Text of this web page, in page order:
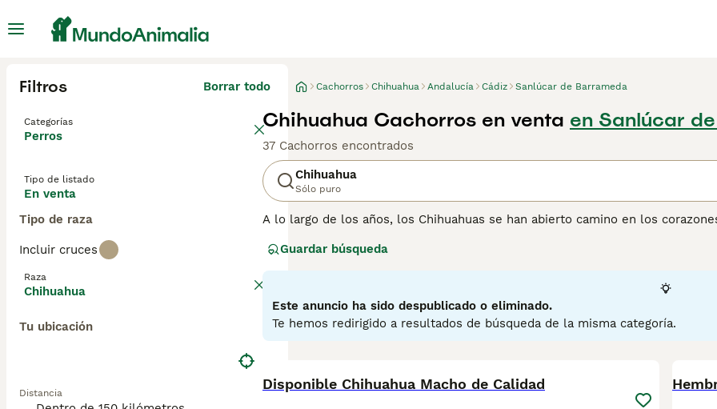
Filtros Borrar todo
Categorías
Perros
Tipo de listado
En venta
Tipo de raza
Incluir cruces
Raza
Chihuahua
Tu ubicación
Distancia
Cachorros Chihuahua Andalucía Cádiz Sanlúcar de Barrameda
Chihuahua Cachorros en venta en Sanlúcar
37 Cachorros encontrados
Chihuahua
Sólo puro
A lo largo de los años, los Chihuahuas se han abierto camino en los
piensan que son más grandes de lo que realmente son. Una cosa que un
valientes y seguirán adelante sin importar lo que pase. También son
pasar el mayor tiempo posible con sus dueños, por lo que los Chihuahuas
Lee nuestra página de consejos de compra de Chihuahuapara obtener
Guardar búsqueda
Este anuncio ha sido despublicado o eliminado.
Te hemos redirigido a resultados de búsqueda de la misma categoría.
Disponible Chihuahua Macho de Calidad